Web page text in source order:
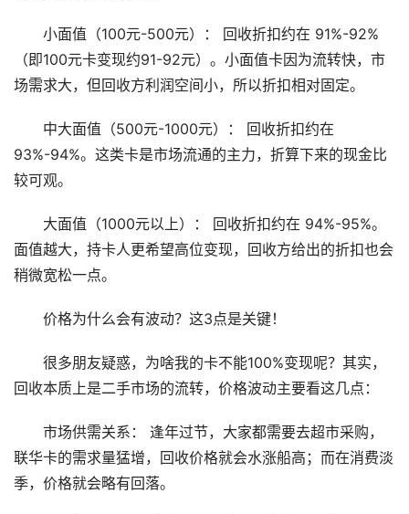
小面值（100元-500元）： 回收折扣约在 91%-92%
（即100元卡变现约91-92元）。小面值卡因为流转快，市
场需求大，但回收方利润空间小，所以折扣相对固定。
中大面值（500元-1000元）： 回收折扣约在
93%-94%。这类卡是市场流通的主力，折算下来的现金比
较可观。
大面值（1000元以上）： 回收折扣约在 94%-95%。
面值越大，持卡人更希望高位变现，回收方给出的折扣也会
稍微宽松一点。
价格为什么会有波动？这3点是关键！
很多朋友疑惑，为啥我的卡不能100%变现呢？其实，
回收本质上是二手市场的流转，价格波动主要看这几点：
市场供需关系： 逢年过节，大家都需要去超市采购，
联华卡的需求量猛增，回收价格就会水涨船高；而在消费淡
季，价格就会略有回落。